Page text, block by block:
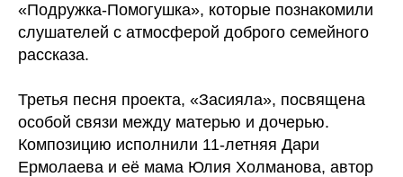
«Подружка-Помогушка», которые познакомили
слушателей с атмосферой доброго семейного
рассказа.
Третья песня проекта, «Засияла», посвящена
особой связи между матерью и дочерью.
Композицию исполнили 11-летняя Дари
Ермолаева и её мама Юлия Холманова, автор